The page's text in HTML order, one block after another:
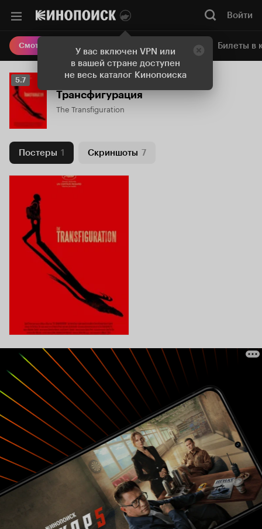
У вас включен VPN или
в вашей стране доступен
не весь каталог Кинопоиска
Войти
Смотреть кино Онлайн-кинотеатр Билеты в
Рейтинг
Кинопоиска
5.7
5.7
Трансфигурация
The Transfiguration
Постеры 1 Скриншоты 7